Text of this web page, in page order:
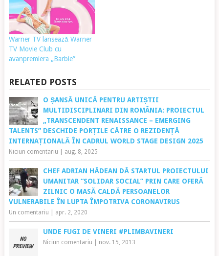
Warner TV lansează Warner
TV Movie Club cu
avanpremiera „Barbie”
RELATED POSTS
O ȘANSĂ UNICĂ PENTRU ARTIȘTII
MULTIDISCIPLINARI DIN ROMÂNIA: PROIECTUL
„TRANSCENDENT RENAISSANCE – EMERGING
TALENTS” DESCHIDE PORȚILE CĂTRE O REZIDENȚĂ
INTERNAȚIONALĂ ÎN CADRUL WORLD STAGE DESIGN 2025
Niciun comentariu aug. 8, 2025
CHEF ADRIAN HĂDEAN DĂ STARTUL PROIECTULUI
UMANITAR “SOLIDAR SOCIAL” PRIN CARE OFERĂ
ZILNIC O MASĂ CALDĂ PERSOANELOR
VULNERABILE ÎN LUPTA ÎMPOTRIVA CORONAVIRUS
Un comentariu apr. 2, 2020
UNDE FUGI DE VINERI #PLIMBAVINERI
Niciun comentariu nov. 15, 2013